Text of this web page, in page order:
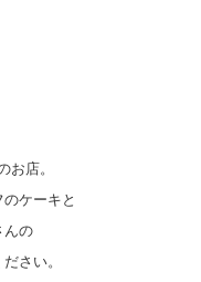
店。
ケーキと
んの
さい。